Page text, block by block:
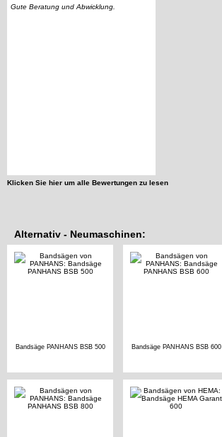
Gute Beratung und Abwicklung.
Klicken Sie hier um alle Bewertungen zu lesen
Alternativ - Neumaschinen:
Bandsäge PANHANS BSB 500 Bandsäge PANHANS BSB 600